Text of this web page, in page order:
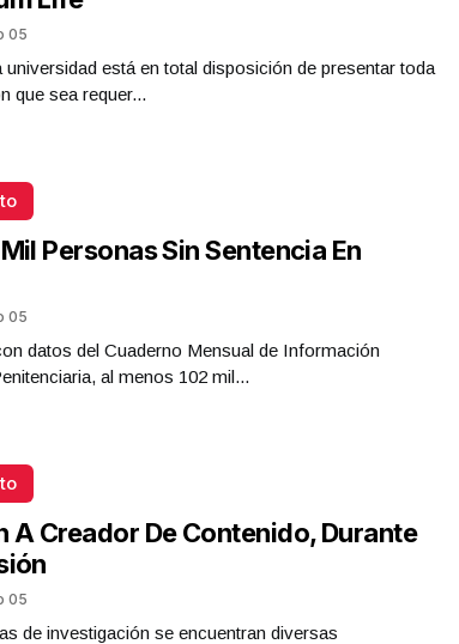
05
universidad está en total disposición de presentar toda
que sea requer...
Personas Sin Sentencia En
05
datos del Cuaderno Mensual de Información
al menos 102 mil...
A Creador De Contenido, Durante
05
de investigación se encuentran diversas